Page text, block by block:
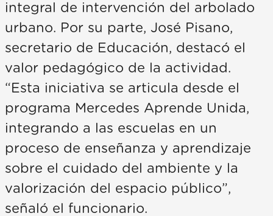
integral de intervención del arbolado
urbano. Por su parte, José Pisano,
secretario de Educación, destacó el
valor pedagógico de la actividad.
“Esta iniciativa se articula desde el
programa Mercedes Aprende Unida,
integrando a las escuelas en un
proceso de enseñanza y aprendizaje
sobre el cuidado del ambiente y la
valorización del espacio público”,
señaló el funcionario.